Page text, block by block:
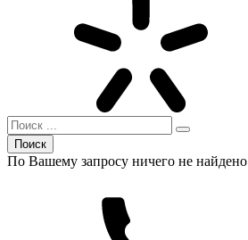
Поиск
По Вашему запросу ничего не найдено